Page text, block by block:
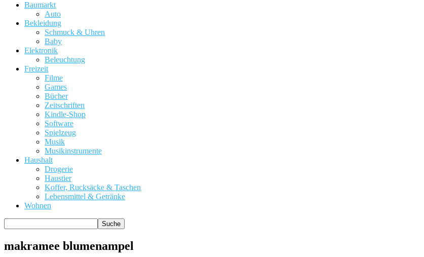
Baumarkt
Auto
Bekleidung
Schmuck & Uhren
Baby
Elektronik
Beleuchtung
Freizeit
Filme
Games
Bücher
Zeitschriften
Kindle-Shop
Software
Spielzeug
Musik
Musikinstrumente
Haushalt
Drogerie
Haustier
Koffer, Rucksäcke & Taschen
Lebensmittel & Getränke
Wohnen
makramee blumenampel